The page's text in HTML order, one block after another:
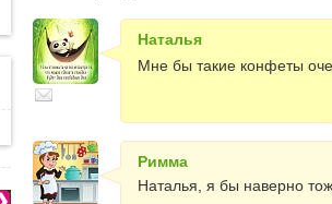
Наталья
Мне бы такие конфеты
Римма
Наталья, я бы наверно